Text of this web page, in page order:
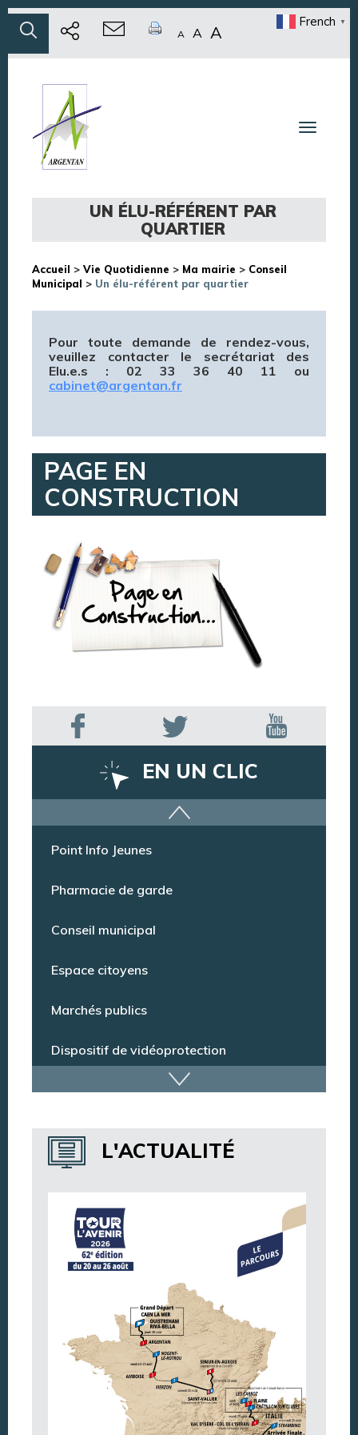
A A A
French ▼
Toggle
UN ÉLU-RÉFÉRENT PAR
QUARTIER
Accueil > Vie Quotidienne > Ma mairie > Conseil
Municipal > Un élu-référent par quartier
Pour toute demande de rendez-vous,
veuillez contacter le secrétariat des
Elu.e.s : 02 33 36 40 11 ou
cabinet@argentan.fr
PAGE EN
CONSTRUCTION
EN UN CLIC
Offres d’emploi
Point Info Jeunes
Pharmacie de garde
Conseil municipal
Espace citoyens
Marchés publics
Dispositif de vidéoprotection
Annuaire des services
Annuaire des associations
Argentan Aujourd’hui
L'ACTUALITÉ